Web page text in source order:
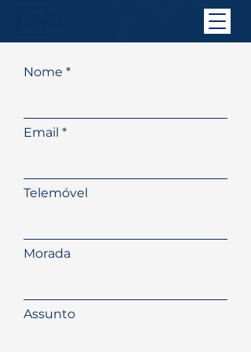
Nome
Email
Telemóvel
Morada
Assunto